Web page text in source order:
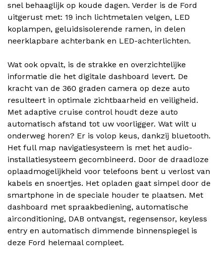
snel behaaglijk op koude dagen. Verder is de Ford
uitgerust met: 19 inch lichtmetalen velgen, LED
koplampen, geluidsisolerende ramen, in delen
neerklapbare achterbank en LED-achterlichten.
Wat ook opvalt, is de strakke en overzichtelijke
informatie die het digitale dashboard levert. De
kracht van de 360 graden camera op deze auto
resulteert in optimale zichtbaarheid en veiligheid.
Met adaptive cruise control houdt deze auto
automatisch afstand tot uw voorligger. Wat wilt u
onderweg horen? Er is volop keus, dankzij bluetooth.
Het full map navigatiesysteem is met het audio-
installatiesysteem gecombineerd. Door de draadloze
oplaadmogelijkheid voor telefoons bent u verlost van
kabels en snoertjes. Het opladen gaat simpel door de
smartphone in de speciale houder te plaatsen. Met
dashboard met spraakbediening, automatische
airconditioning, DAB ontvangst, regensensor, keyless
entry en automatisch dimmende binnenspiegel is
deze Ford helemaal compleet.